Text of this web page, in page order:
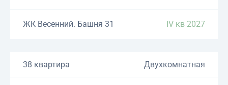
ЖК Весенний. Башня 31 IV кв 2027
38 квартира Двухкомнатная